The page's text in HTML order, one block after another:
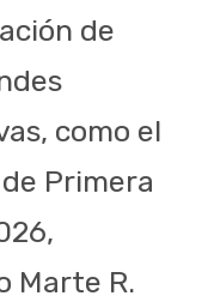
de
como el
Primera
Marte R.